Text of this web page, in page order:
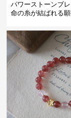
パワーストーンブ
命の糸が結ばれる